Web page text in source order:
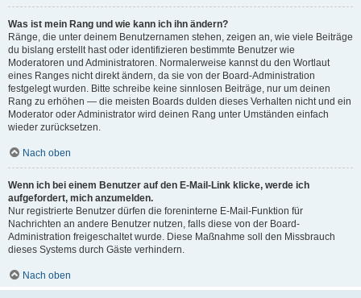
Was ist mein Rang und wie kann ich ihn ändern?
Ränge, die unter deinem Benutzernamen stehen, zeigen an, wie viele Beiträge
du bislang erstellt hast oder identifizieren bestimmte Benutzer wie
Moderatoren und Administratoren. Normalerweise kannst du den Wortlaut
eines Ranges nicht direkt ändern, da sie von der Board-Administration
festgelegt wurden. Bitte schreibe keine sinnlosen Beiträge, nur um deinen
Rang zu erhöhen — die meisten Boards dulden dieses Verhalten nicht und ein
Moderator oder Administrator wird deinen Rang unter Umständen einfach
wieder zurücksetzen.
Nach oben
Wenn ich bei einem Benutzer auf den E-Mail-Link klicke, werde ich
aufgefordert, mich anzumelden.
Nur registrierte Benutzer dürfen die foreninterne E-Mail-Funktion für
Nachrichten an andere Benutzer nutzen, falls diese von der Board-
Administration freigeschaltet wurde. Diese Maßnahme soll den Missbrauch
dieses Systems durch Gäste verhindern.
Nach oben